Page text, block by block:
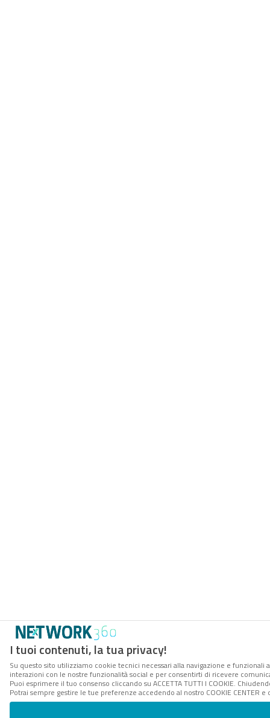
I tuoi contenuti, la tua privacy!
Su questo sito utilizziamo cookie tecnici necessari alla navigazione e
interazioni con le nostre funzionalità social e per consentirti di ricevere
Puoi esprimere il tuo consenso cliccando su ACCETTA TUTTI I COOKIE.
Potrai sempre gestire le tue preferenze accedendo al nostro COOKIE